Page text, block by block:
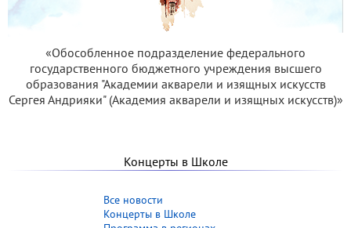
«Обособленное подразделение федерального
государственного бюджетного учреждения высшего
образования "Академии акварели и изящных искусств
Сергея Андрияки" (Академия акварели и изящных искусств)»
Концерты в Школе
Все новости
Концерты в Школе